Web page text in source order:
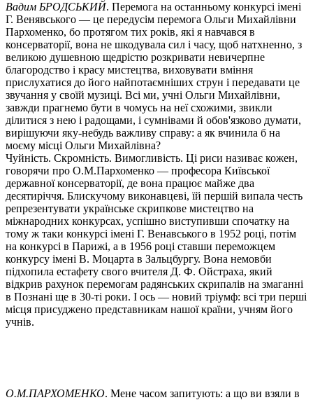
Вадим БРОДСЬКИЙ. Перемога на останньому конкурсі імені
Г. Венявського — це передусім перемога Ольги Михайлівни
Пархоменко, бо протягом тих років, які я навчався в
консерваторії, вона не шкодувала сил і часу, щоб натхненно, з
великою душевною щедрістю розкривати невичерпне
благородство і красу мистецтва, виховувати вміння
прислухатися до його найпотаємніших струн і передавати це
звучання у своїй музиці. Всі ми, учні Ольги Михайлівни,
завжди прагнемо бути в чомусь на неї схожими, звикли
ділитися з нею і радощами, і сумнівами й обов'язково думати,
вирішуючи яку-небудь важливу справу: а як вчинила б на
моєму місці Ольги Михайлівна?
Чуйність. Скромність. Вимогливість. Ці риси називає кожен,
говорячи про О.М.Пархоменко — професора Київської
державної консерваторії, де вона працює майже два
десятиріччя. Блискучому виконавцеві, їй першій випала честь
репрезентувати українське скрипкове мистецтво на
міжнародних конкурсах, успішно виступивши спочатку на
тому ж таки конкурсі імені Г. Венавського в 1952 році, потім
на конкурсі в Парижі, а в 1956 році ставши переможцем
конкурсу імені В. Моцарта в Зальцбургу. Вона немовби
підхопила естафету свого вчителя Д. Ф. Ойстраха, який
відкрив рахунок перемогам радянських скрипалів на змаганні
в Познані ще в 30-ті роки. І ось — новий тріумф: всі три перші
місця присуджено представникам нашої країни, учням його
учнів.
О.М.ПАРХОМЕНКО. Мене часом запитують: а що ви взяли в